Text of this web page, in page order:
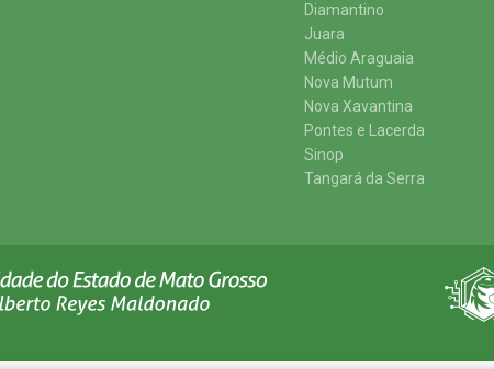
Diamantino
Juara
Médio Araguaia
Nova Mutum
Nova Xavantina
Pontes e Lacerda
Sinop
Tangará da Serra